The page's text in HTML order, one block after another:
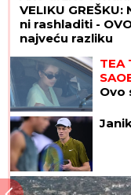
VELIKU
ni rashladiti -
najveću razliku
TEA
Ovo